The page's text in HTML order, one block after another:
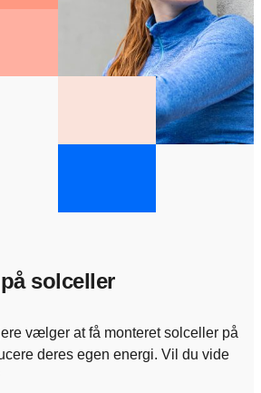
solceller
vælger at få monteret solceller på
deres egen energi. Vil du vide